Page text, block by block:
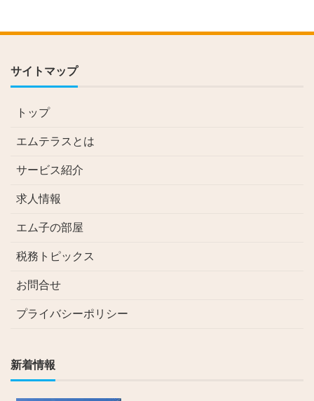
サイトマップ
トップ
エムテラスとは
サービス紹介
求人情報
エム子の部屋
税務トピックス
お問合せ
プライバシーポリシー
新着情報